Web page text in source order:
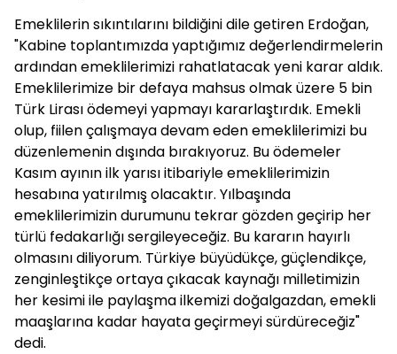
Emeklilerin sıkıntılarını bildiğini dile getiren Erdoğan,
"Kabine toplantımızda yaptığımız değerlendirmelerin
ardından emeklilerimizi rahatlatacak yeni karar aldık.
Emeklilerimize bir defaya mahsus olmak üzere 5 bin
Türk Lirası ödemeyi yapmayı kararlaştırdık. Emekli
olup, fiilen çalışmaya devam eden emeklilerimizi bu
düzenlemenin dışında bırakıyoruz. Bu ödemeler
Kasım ayının ilk yarısı itibariyle emeklilerimizin
hesabına yatırılmış olacaktır. Yılbaşında
emeklilerimizin durumunu tekrar gözden geçirip her
türlü fedakarlığı sergileyeceğiz. Bu kararın hayırlı
olmasını diliyorum. Türkiye büyüdükçe, güçlendikçe,
zenginleştikçe ortaya çıkacak kaynağı milletimizin
her kesimi ile paylaşma ilkemizi doğalgazdan, emekli
maaşlarına kadar hayata geçirmeyi sürdüreceğiz"
dedi.